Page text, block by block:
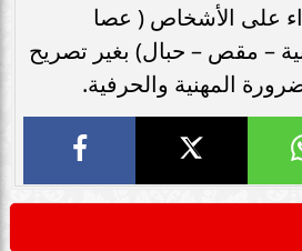
على ‏‏الأشخاص ‏‏( عصا
– ‏مقص – حبال) بغير تصريح
المهنية والحرفية.